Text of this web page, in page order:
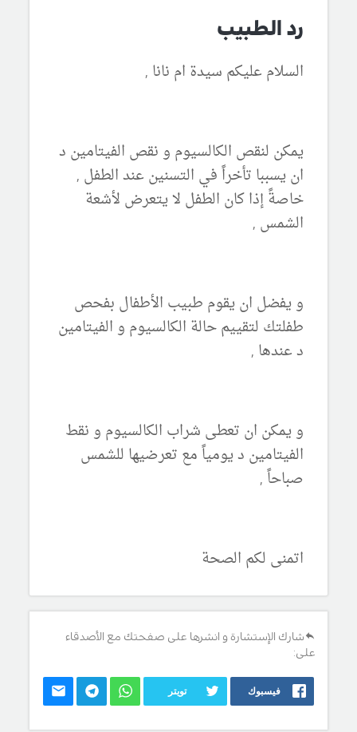
رد الطبيب
السلام عليكم سيدة ام نانا ,
يمكن لنقص الكالسيوم و نقص الفيتامين د
ان يسببا تأخراً في التسنين عند الطفل ,
خاصةً إذا كان الطفل لا يتعرض لأشعة
الشمس ,
و يفضل ان يقوم طبيب الأطفال بفحص
طفلتك لتقييم حالة الكالسيوم و الفيتامين
د عندها ,
و يمكن ان تعطى شراب الكالسيوم و نقط
الفيتامين د يومياً مع تعرضيها للشمس
صباحاً ,
اتمنى لكم الصحة
شارك الإستشارة و انشرها على صفحتك مع الأصدقاء
على:
فيسبوك تويتر